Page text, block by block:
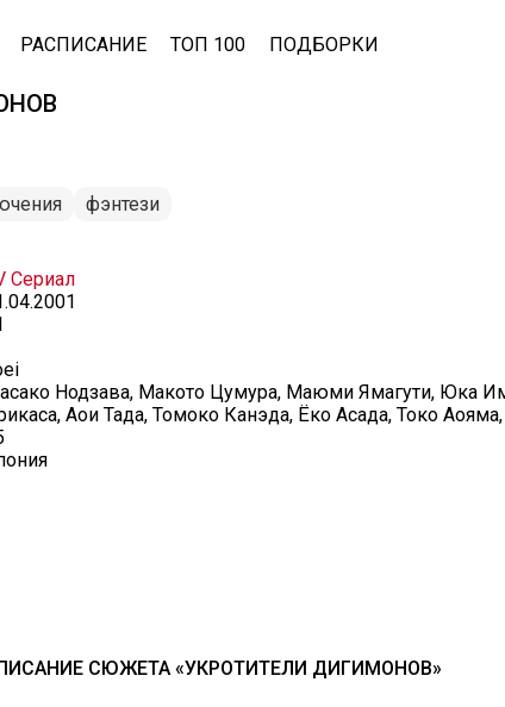
РАСПИСАНИЕ ТОП 100 ПОДБОРКИ
фэнтези
Сериал
Нодзава, Макото Цумура, Маюми Ямагути, Юка
Аои Тада, Томоко Канэда, Ёко Асада, Токо
СЮЖЕТА «УКРОТИТЕЛИ ДИГИМОНОВ»